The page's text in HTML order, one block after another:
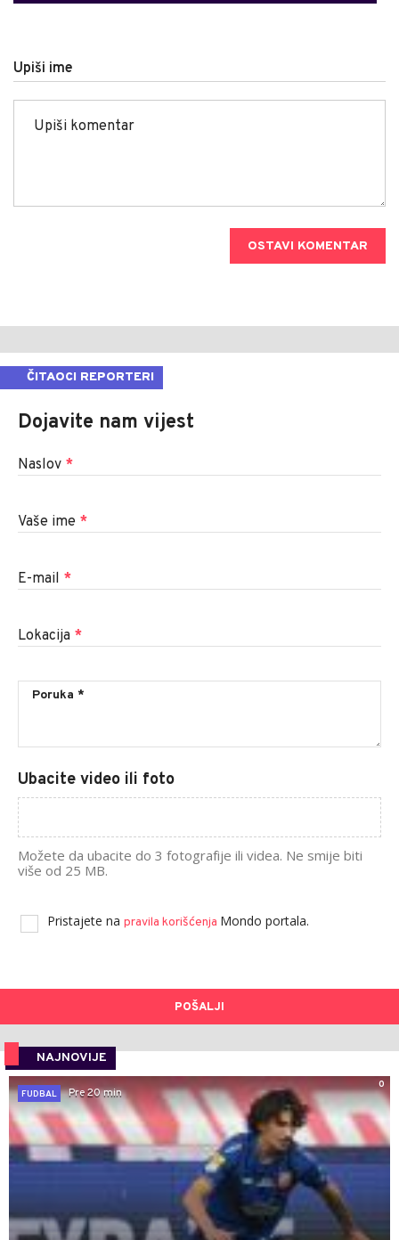
Upiši ime
OSTAVI KOMENTAR
ČITAOCI REPORTERI
Dojavite nam vijest
Naslov *
Vaše ime *
E-mail *
Lokacija *
Ubacite video ili foto
Možete da ubacite do 3 fotografije ili videa. Ne smije biti
više od 25 MB.
Pristajete na pravila korišćenja Mondo portala.
POŠALJI
NAJNOVIJE
0
FUDBAL
Pre 20 min